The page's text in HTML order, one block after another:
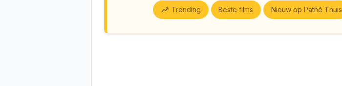
Trending Beste films Nieuw op Pathé Thuis